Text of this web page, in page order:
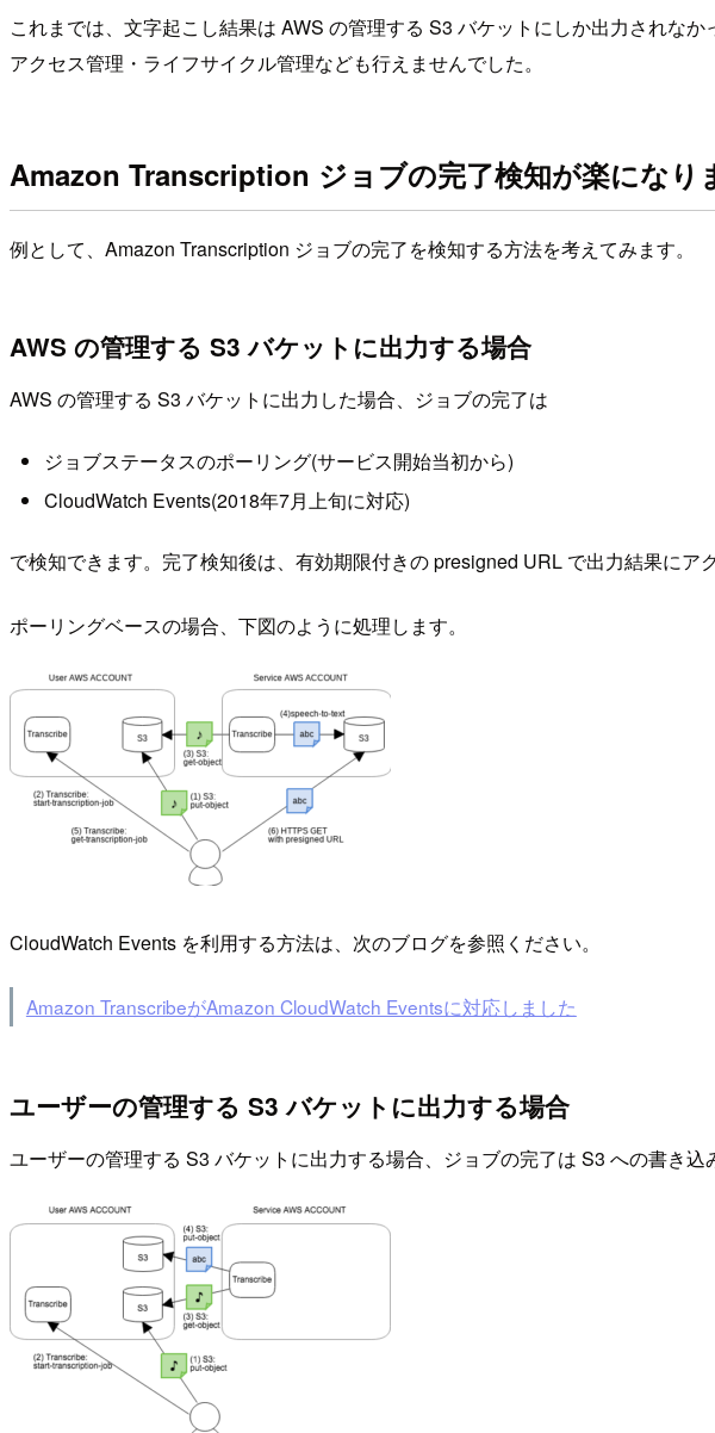
これまでは、文字起こし結果は AWS の管理する S3 バケットにしか出力されな
アクセス管理・ライフサイクル管理なども行えませんでした。
Amazon Transcription ジョブの完了検知が楽になり
例として、Amazon Transcription ジョブの完了を検知する方法を考えてみます。
AWS の管理する S3 バケットに出力する場合
AWS の管理する S3 バケットに出力した場合、ジョブの完了は
ジョブステータスのポーリング(サービス開始当初から)
CloudWatch Events(2018年7月上旬に対応)
で検知できます。完了検知後は、有効期限付きの presigned URL で出力結果にア
ポーリングベースの場合、下図のように処理します。
CloudWatch Events を利用する方法は、次のブログを参照ください。
Amazon TranscribeがAmazon CloudWatch Eventsに対応しました
ユーザーの管理する S3 バケットに出力する場合
ユーザーの管理する S3 バケットに出力する場合、ジョブの完了は S3 への書き込